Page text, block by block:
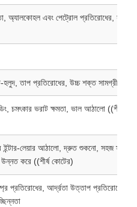
অ্যালকোহল এবং পেট্রোল প্রতিরোধের, সুরক্ষা,
হলুদ, তাপ প্রতিরোধের, উচ্চ শক্ত সামগ্রী
চমৎকার ভরাট ক্ষমতা, ভাল আঠালো ((শীর্ষ
ইন্টার-লেয়ার আঠালো, দ্রুত শুকনো, সহজ স্যান্ডিং,
করে ((শীর্ষ কোটের)
প্রতিরোধের, আর্দ্রতা উত্তাপ প্রতিরোধের,